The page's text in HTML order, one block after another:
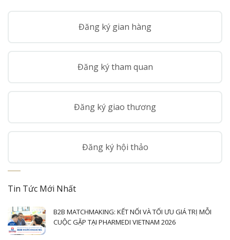
Đăng ký gian hàng
Đăng ký tham quan
Đăng ký giao thương
Đăng ký hội thảo
Tin Tức Mới Nhất
B2B MATCHMAKING: KẾT NỐI VÀ TỐI ƯU GIÁ TRỊ MỖI
CUỘC GẶP TẠI PHARMEDI VIETNAM 2026